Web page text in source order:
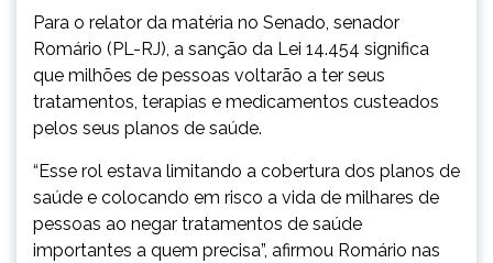
Para o relator da matéria no Senado, senador
Romário (PL-RJ), a sanção da Lei 14.454 significa
que milhões de pessoas voltarão a ter seus
tratamentos, terapias e medicamentos custeados
pelos seus planos de saúde.
“Esse rol estava limitando a cobertura dos planos de
saúde e colocando em risco a vida de milhares de
pessoas ao negar tratamentos de saúde
importantes a quem precisa”, afirmou Romário nas